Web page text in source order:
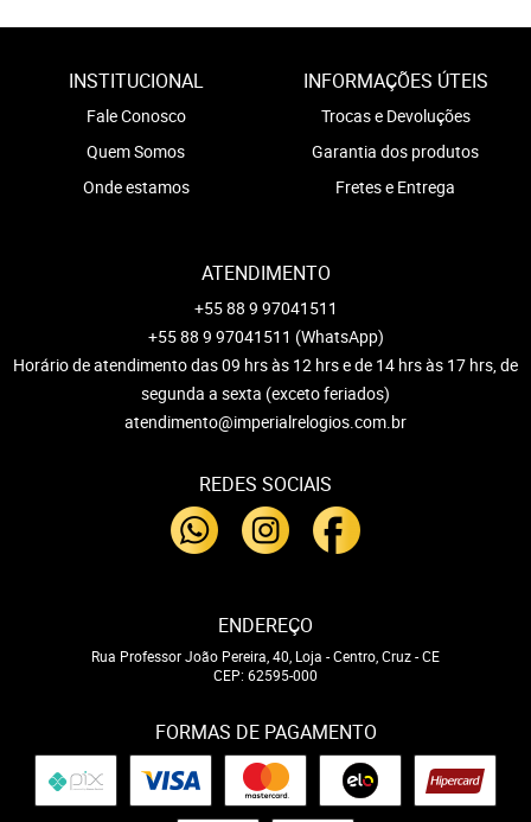
INSTITUCIONAL
Fale Conosco
Quem Somos
Onde estamos
INFORMAÇÕES ÚTEIS
Trocas e Devoluções
Garantia dos produtos
Fretes e Entrega
ATENDIMENTO
+55 88 9 97041511
+55 88 9 97041511 (WhatsApp)
Horário de atendimento das 09 hrs às 12 hrs e de 14 hrs às 17 hrs, de
segunda a sexta (exceto feriados)
atendimento@imperialrelogios.com.br
REDES SOCIAIS
ENDEREÇO
Rua Professor João Pereira, 40, Loja -Centro, Cruz-CE
CEP: 62595-000
FORMAS DE PAGAMENTO